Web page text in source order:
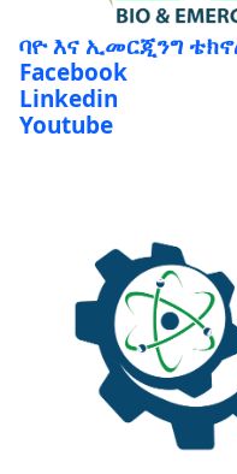
ባዮ እና ኢመርጂንግ
Facebook
Linkedin
Youtube